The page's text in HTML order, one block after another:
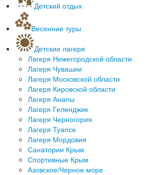
Познавательные программы
Квесты для детей
Экскурсии по Нижегородской области
Экскурсии по России
Зарубежные туры для школьников
Однодневные экскурсии
Для начальной школы
Для старшеклассников
Детский отдых
Новогодний детский отдых
Квесты для детей
Весенние туры
Масленичные гулянья
Детские лагеря
Лагеря Нижегородской области
Лагеря Чувашии
Лагеря Московской области
Лагеря Кировской области
Лагеря Анапы
Лагеря Геленджик
Лагеря Черногория
Лагеря Туапсе
Лагеря Мордовия
Санатории Крым
Спортивные Крым
Азовское/Черное море